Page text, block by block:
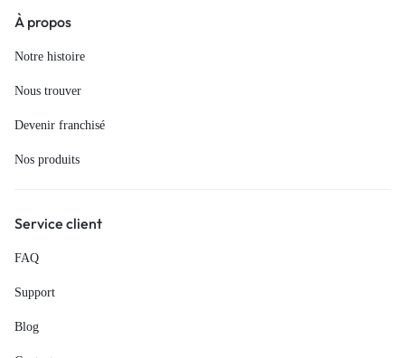
À propos
Notre histoire
Nous trouver
Devenir franchisé
Nos produits
Service client
FAQ
Support
Blog